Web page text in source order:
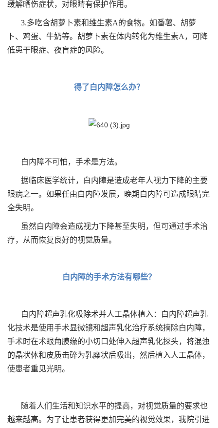
缓解晒伤症状，对眼睛有保护作用。
3.多吃含胡萝卜素和维生素A的食物。如番薯、胡萝
卜、鸡蛋、牛奶等。胡萝卜素在体内转化为维生素A，可降
低患干眼症、夜盲症的风险。
得了白内障怎么办？
白内障不可怕，手术是方法。
据临床医学统计，白内障是造成老年人视力下降的主要
眼病之一。如果任由白内障发展，晚期白内障可造成眼睛完
全失明。
虽然白内障会造成视力下降甚至失明，但可通过手术治
疗，从而恢复良好的视觉质量。
白内障的手术方法有哪些？
白内障超声乳化吸除术并人工晶体植入：白内障超声乳
化技术是使用手术显微镜和超声乳化治疗系统摘除白内障，
手术时在术眼角膜缘的小切口处伸入超声乳化探头，将混浊
的晶状体和皮质击碎为乳糜状后吸出，然后植入人工晶体，
使患者重见光明。
随着人们生活和知识水平的提高，对视觉质量的要求也
越来越高。为了让患者获得更加完美的视觉效果，我院引进